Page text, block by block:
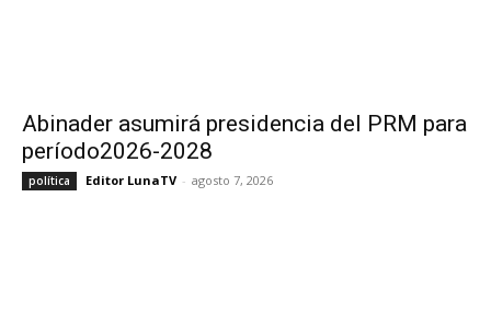
Abinader asumirá presidencia del PRM para
período2026-2028
política Editor LunaTV - agosto 7, 2026